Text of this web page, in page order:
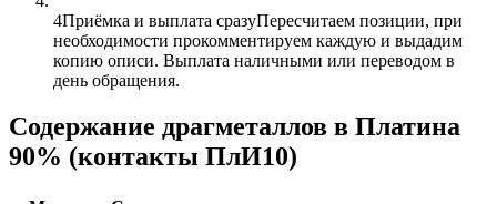
4Приёмка и выплата сразуПересчитаем позиции, при
необходимости прокомментируем каждую и выдадим
копию описи. Выплата наличными или переводом в
день обращения.
Содержание драгметаллов в Платина
90% (контакты ПлИ10)